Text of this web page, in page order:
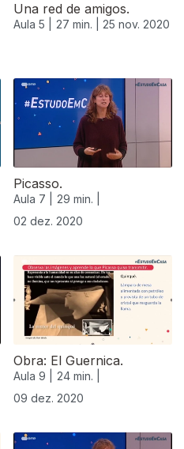
Una red de amigos.
Aula 5 | 27 min. | 25 nov. 2020
Picasso.
Aula 7 |
29 min. |
02 dez. 2020
Obra: El Guernica.
Aula 9 |
24 min. |
09 dez. 2020